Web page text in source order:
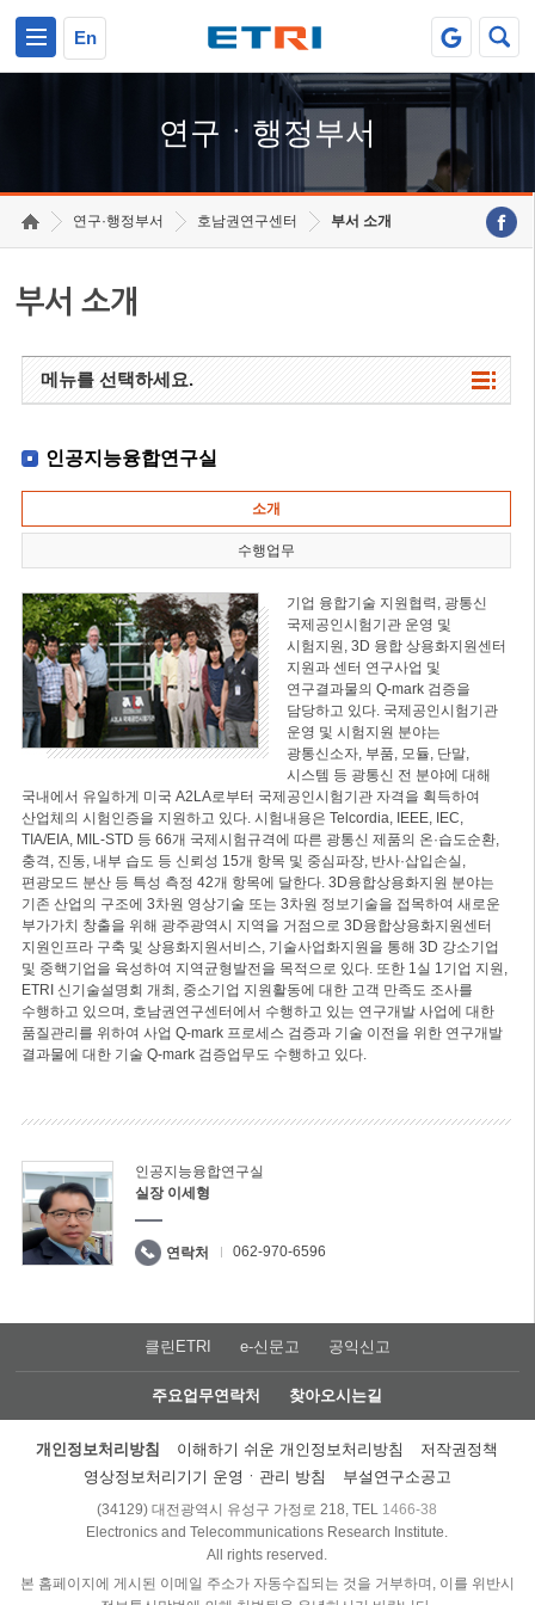
En
연구ㆍ행정부서
연구·행정부서 호남권연구센터 부서 소개
부서 소개
메뉴를 선택하세요.
인공지능융합연구실
소개
수행업무
기업 융합기술 지원협력, 광통신
국제공인시험기관 운영 및
시험지원, 3D 융합 상용화지원센터
지원과 센터 연구사업 및
연구결과물의 Q-mark 검증을
담당하고 있다. 국제공인시험기관
운영 및 시험지원 분야는
광통신소자, 부품, 모듈, 단말,
시스템 등 광통신 전 분야에 대해
국내에서 유일하게 미국 A2LA로부터 국제공인시험기관 자격을 획득하여
산업체의 시험인증을 지원하고 있다. 시험내용은 Telcordia, IEEE, IEC,
TIA/EIA, MIL-STD 등 66개 국제시험규격에 따른 광통신 제품의 온·습도순환,
충격, 진동, 내부 습도 등 신뢰성 15개 항목 및 중심파장, 반사·삽입손실,
편광모드 분산 등 특성 측정 42개 항목에 달한다. 3D융합상용화지원 분야는
기존 산업의 구조에 3차원 영상기술 또는 3차원 정보기술을 접목하여 새로운
부가가치 창출을 위해 광주광역시 지역을 거점으로 3D융합상용화지원센터
지원인프라 구축 및 상용화지원서비스, 기술사업화지원을 통해 3D 강소기업
및 중핵기업을 육성하여 지역균형발전을 목적으로 있다. 또한 1실 1기업 지원,
ETRI 신기술설명회 개최, 중소기업 지원활동에 대한 고객 만족도 조사를
수행하고 있으며, 호남권연구센터에서 수행하고 있는 연구개발 사업에 대한
품질관리를 위하여 사업 Q-mark 프로세스 검증과 기술 이전을 위한 연구개발
결과물에 대한 기술 Q-mark 검증업무도 수행하고 있다.
인공지능융합연구실
실장 이세형
연락처 062-970-6596
클린ETRI e-신문고 공익신고
주요업무연락처 찾아오시는길
개인정보처리방침 이해하기 쉬운 개인정보처리방침
저작권정책
영상정보처리기기 운영ㆍ관리 방침
부설연구소공고
(34129) 대전광역시 유성구 가정로 218, TEL 1466-38
Electronics and Telecommunications Research Institute.
All rights reserved.
본 홈페이지에 게시된 이메일 주소가 자동수집되는 것을 거부하며, 이를 위반시